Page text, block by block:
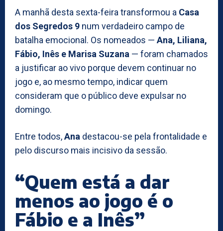
A manhã desta sexta-feira transformou a Casa
dos Segredos 9 num verdadeiro campo de
batalha emocional. Os nomeados — Ana, Liliana,
Fábio, Inês e Marisa Suzana — foram chamados
a justificar ao vivo porque devem continuar no
jogo e, ao mesmo tempo, indicar quem
consideram que o público deve expulsar no
domingo.
Entre todos,Ana destacou-se pela frontalidade e
pelo discurso mais incisivo da sessão.
“Quem está a dar
menos ao jogo é o
Fábio e a Inês”